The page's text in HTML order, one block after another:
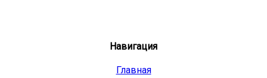
Навигация
Главная